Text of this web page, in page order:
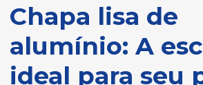
Chapa lisa de
alumínio: A
ideal para seu